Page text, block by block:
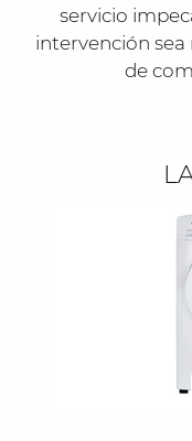
servicio
intervención sea
de